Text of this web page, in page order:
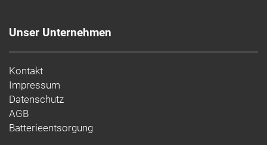
Unser Unternehmen
Kontakt
Impressum
Datenschutz
AGB
Batterieentsorgung